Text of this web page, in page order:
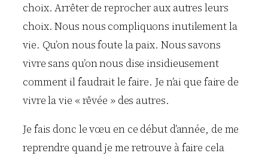
choix. Arrêter de reprocher aux autres leurs
choix. Nous nous compliquons inutilement la
vie. Qu’on nous foute la paix. Nous savons
vivre sans qu’on nous dise insidieusement
comment il faudrait le faire. Je n’ai que faire de
vivre la vie « rêvée » des autres.
Je fais donc le vœu en ce début d’année, de me
reprendre quand je me retrouve à faire cela